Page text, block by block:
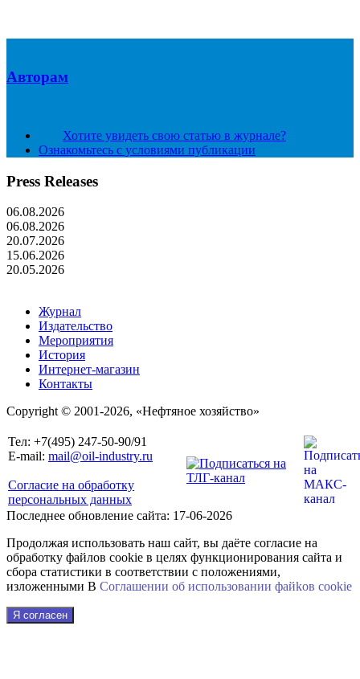
Авторам
Хотите увидеть свою статью в журнале?
Ознакомьтесь с условиями публикации
Press Releases
06.08.2026
06.08.2026
20.07.2026
15.06.2026
20.05.2026
Журнал
Издательство
Мероприятия
История
Интернет-магазин
Контакты
Copyright © 2001-2026, «Нефтяное хозяйство»
Тел: +7(495) 247-50-90/91
E-mail: mail@oil-industry.ru
Согласие на обработку
персональных данных
Последнее обновление сайта: 17-06-2026
Продолжая использовать наш сайт, вы даёте согласие на
обработку файлов cookie в целях функционирования сайта и
сбора статистики в соответствии с положениями,
изложенными В Соглашении об использовании файkов cookie
Я согласен